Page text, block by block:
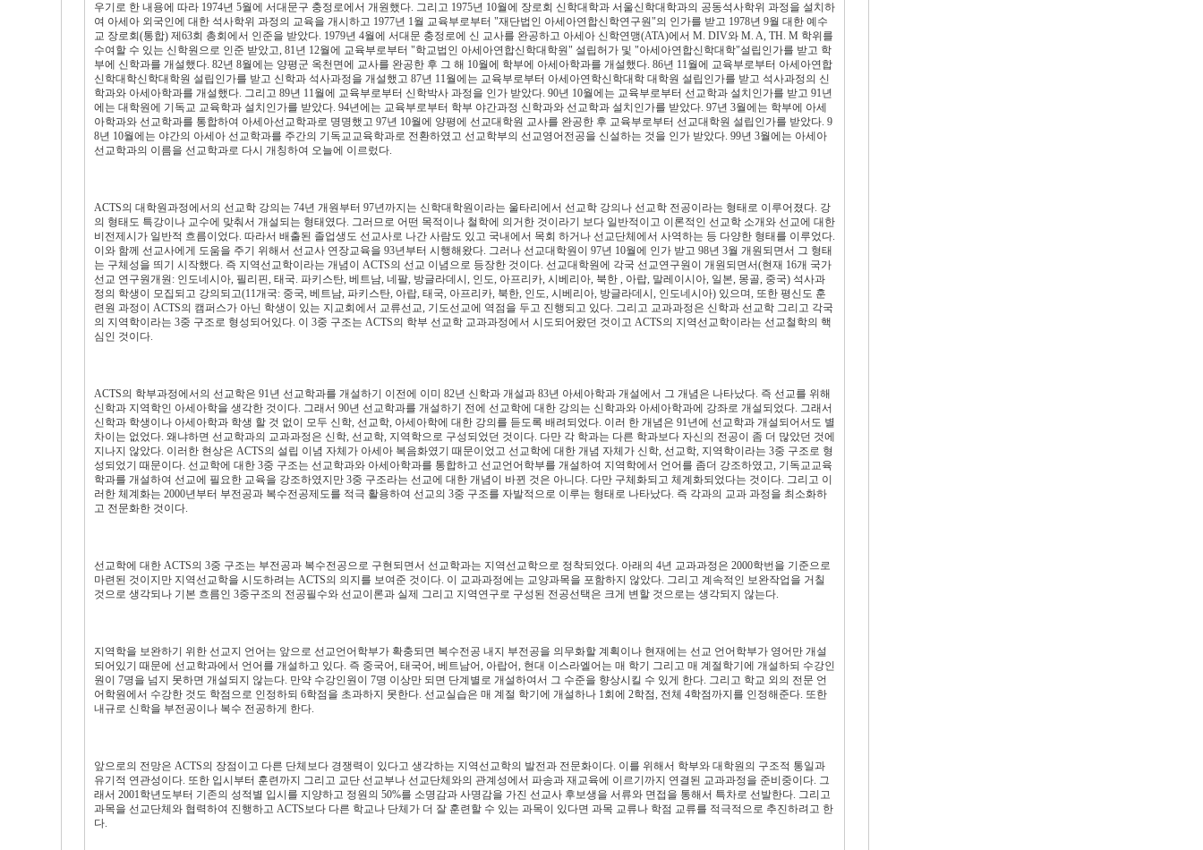
우기로 한 내용에 따라 1974년 5월에 서대문구 충정로에서 개원했다. 그리고 1975년 10월에 장로회 신학대학과 서울신학대학과의 공동석사학위 과정을 설치하
여 아세아 외국인에 대한 석사학위 과정의 교육을 개시하고 1977년 1월 교육부로부터 "재단법인 아세아연합신학연구원"의 인가를 받고 1978년 9월 대한 예수
교 장로회(통합) 제63회 총회에서 인준을 받았다. 1979년 4월에 서대문 충정로에 신 교사를 완공하고 아세아 신학연맹(ATA)에서 M. DIV와 M. A, TH. M 학위를
수여할 수 있는 신학원으로 인준 받았고, 81년 12월에 교육부로부터 "학교법인 아세아연합신학대학원" 설립허가 및 "아세아연합신학대학"설립인가를 받고 학
부에 신학과를 개설했다. 82년 8월에는 양평군 옥천면에 교사를 완공한 후 그 해 10월에 학부에 아세아학과를 개설했다. 86년 11월에 교육부로부터 아세아연합
신학대학신학대학원 설립인가를 받고 신학과 석사과정을 개설했고 87년 11월에는 교육부로부터 아세아연학신학대학 대학원 설립인가를 받고 석사과정의 신
학과와 아세아학과를 개설했다. 그리고 89년 11월에 교육부로부터 신학박사 과정을 인가 받았다. 90년 10월에는 교육부로부터 선교학과 설치인가를 받고 91년
에는 대학원에 기독교 교육학과 설치인가를 받았다. 94년에는 교육부로부터 학부 야간과정 신학과와 선교학과 설치인가를 받았다. 97년 3월에는 학부에 아세
아학과와 선교학과를 통합하여 아세아선교학과로 명명했고 97년 10월에 양평에 선교대학원 교사를 완공한 후 교육부로부터 선교대학원 설립인가를 받았다. 9
8년 10월에는 야간의 아세아 선교학과를 주간의 기독교교육학과로 전환하였고 선교학부의 선교영어전공을 신설하는 것을 인가 받았다. 99년 3월에는 아세아
선교학과의 이름을 선교학과로 다시 개칭하여 오늘에 이르렀다.
ACTS의 대학원과정에서의 선교학 강의는 74년 개원부터 97년까지는 신학대학원이라는 울타리에서 선교학 강의나 선교학 전공이라는 형태로 이루어졌다. 강
의 형태도 특강이나 교수에 맞춰서 개설되는 형태였다. 그러므로 어떤 목적이나 철학에 의거한 것이라기 보다 일반적이고 이론적인 선교학 소개와 선교에 대한
비전제시가 일반적 흐름이었다. 따라서 배출된 졸업생도 선교사로 나간 사람도 있고 국내에서 목회 하거나 선교단체에서 사역하는 등 다양한 형태를 이루었다.
이와 함께 선교사에게 도움을 주기 위해서 선교사 연장교육을 93년부터 시행해왔다. 그러나 선교대학원이 97년 10월에 인가 받고 98년 3월 개원되면서 그 형태
는 구체성을 띄기 시작했다. 즉 지역선교학이라는 개념이 ACTS의 선교 이념으로 등장한 것이다. 선교대학원에 각국 선교연구원이 개원되면서(현재 16개 국가
선교 연구원개원: 인도네시아, 필리핀, 태국. 파키스탄, 베트남, 네팔, 방글라데시, 인도, 아프리카, 시베리아, 북한 , 아랍, 말레이시아, 일본, 몽골, 중국) 석사과
정의 학생이 모집되고 강의되고(11개국: 중국, 베트남, 파키스탄, 아랍, 태국, 아프리카, 북한, 인도, 시베리아, 방글라데시, 인도네시아) 있으며, 또한 평신도 훈
련원 과정이 ACTS의 캠퍼스가 아닌 학생이 있는 지교회에서 교류선교, 기도선교에 역점을 두고 진행되고 있다. 그리고 교과과정은 신학과 선교학 그리고 각국
의 지역학이라는 3중 구조로 형성되어있다. 이 3중 구조는 ACTS의 학부 선교학 교과과정에서 시도되어왔던 것이고 ACTS의 지역선교학이라는 선교철학의 핵
심인 것이다.
ACTS의 학부과정에서의 선교학은 91년 선교학과를 개설하기 이전에 이미 82년 신학과 개설과 83년 아세아학과 개설에서 그 개념은 나타났다. 즉 선교를 위해
신학과 지역학인 아세아학을 생각한 것이다. 그래서 90년 선교학과를 개설하기 전에 선교학에 대한 강의는 신학과와 아세아학과에 강좌로 개설되었다. 그래서
신학과 학생이나 아세아학과 학생 할 것 없이 모두 신학, 선교학, 아세아학에 대한 강의를 듣도록 배려되었다. 이러 한 개념은 91년에 선교학과 개설되어서도 별
차이는 없었다. 왜냐하면 선교학과의 교과과정은 신학, 선교학, 지역학으로 구성되었던 것이다. 다만 각 학과는 다른 학과보다 자신의 전공이 좀 더 많았던 것에
지나지 않았다. 이러한 현상은 ACTS의 설립 이념 자체가 아세아 복음화였기 때문이었고 선교학에 대한 개념 자체가 신학, 선교학, 지역학이라는 3중 구조로 형
성되었기 때문이다. 선교학에 대한 3중 구조는 선교학과와 아세아학과를 통합하고 선교언어학부를 개설하여 지역학에서 언어를 좀더 강조하였고, 기독교교육
학과를 개설하여 선교에 필요한 교육을 강조하였지만 3중 구조라는 선교에 대한 개념이 바뀐 것은 아니다. 다만 구체화되고 체계화되었다는 것이다. 그리고 이
러한 체계화는 2000년부터 부전공과 복수전공제도를 적극 활용하여 선교의 3중 구조를 자발적으로 이루는 형태로 나타났다. 즉 각과의 교과 과정을 최소화하
고 전문화한 것이다.
선교학에 대한 ACTS의 3중 구조는 부전공과 복수전공으로 구현되면서 선교학과는 지역선교학으로 정착되었다. 아래의 4년 교과과정은 2000학번을 기준으로
마련된 것이지만 지역선교학을 시도하려는 ACTS의 의지를 보여준 것이다. 이 교과과정에는 교양과목을 포함하지 않았다. 그리고 계속적인 보완작업을 거칠
것으로 생각되나 기본 흐름인 3중구조의 전공필수와 선교이론과 실제 그리고 지역연구로 구성된 전공선택은 크게 변할 것으로는 생각되지 않는다.
지역학을 보완하기 위한 선교지 언어는 앞으로 선교언어학부가 확충되면 복수전공 내지 부전공을 의무화할 계획이나 현재에는 선교 언어학부가 영어만 개설
되어있기 때문에 선교학과에서 언어를 개설하고 있다. 즉 중국어, 태국어, 베트남어, 아랍어, 현대 이스라엘어는 매 학기 그리고 매 계절학기에 개설하되 수강인
원이 7명을 넘지 못하면 개설되지 않는다. 만약 수강인원이 7명 이상만 되면 단계별로 개설하여서 그 수준을 향상시킬 수 있게 한다. 그리고 학교 외의 전문 언
어학원에서 수강한 것도 학점으로 인정하되 6학점을 초과하지 못한다. 선교실습은 매 계절 학기에 개설하나 1회에 2학점, 전체 4학점까지를 인정해준다. 또한
내규로 신학을 부전공이나 복수 전공하게 한다.
앞으로의 전망은 ACTS의 장점이고 다른 단체보다 경쟁력이 있다고 생각하는 지역선교학의 발전과 전문화이다. 이를 위해서 학부와 대학원의 구조적 통일과
유기적 연관성이다. 또한 입시부터 훈련까지 그리고 교단 선교부나 선교단체와의 관계성에서 파송과 재교육에 이르기까지 연결된 교과과정을 준비중이다. 그
래서 2001학년도부터 기존의 성적별 입시를 지양하고 정원의 50%를 소명감과 사명감을 가진 선교사 후보생을 서류와 면접을 통해서 특차로 선발한다. 그리고
과목을 선교단체와 협력하여 진행하고 ACTS보다 다른 학교나 단체가 더 잘 훈련할 수 있는 과목이 있다면 과목 교류나 학점 교류를 적극적으로 추진하려고 한
다.